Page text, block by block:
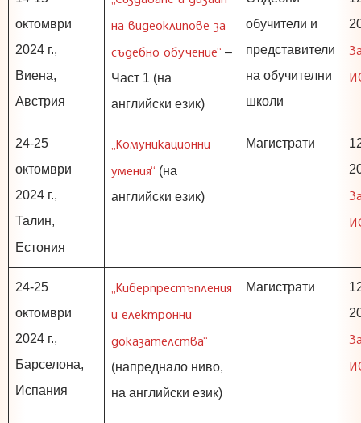
октомври
2024 г.,
Виена,
Австрия
на видеоклипове за
съдебно обучение“ –
Част 1 (на
английски език)
обучители и
представители
на обучителни
школи
24-25
октомври
2024 г.,
Талин,
Естония
„Комуникационни
умения“ (на
английски език)
Магистрати
24-25
октомври
2024 г.,
Барселона,
Испания
„Киберпрестъпления
и електронни
доказателства“
(напреднало ниво,
на английски език)
Магистрати